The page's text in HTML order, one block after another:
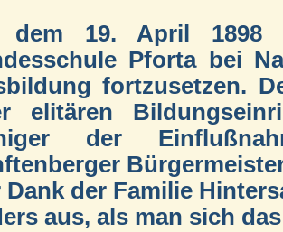
dem 19. April 1898
Pforta bei
fortzusetzen.
elitären
der
Dank der Familie
aus, als man sich